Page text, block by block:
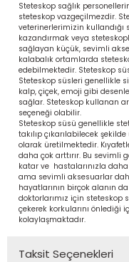
Polar
Likralı Scrubs Takımlar
Kıyafetleri
Steteskop sağlık
steteskop vazgeçilmezdir.
veterinerlerimizin kullandığı
kazandırmak veya
sağlayan küçük, sevimli
kalabalık ortamlarda
edebilmektedir. Steteskop
Steteskop süsleri genellikle
kalp, çiçek, emoji gibi
sağlar. Steteskop kullanan
seçeneği olabilir.
Steteskop süsü genellikle
takılıp çıkarılabilecek
olarak üretilmektedir.
daha çok arttırır. Bu sevimli
katar ve hastalarınızla
ama sevimli aksesuarlar
hayatlarının birçok alanın
doktorlarımız için steteskop
çekerek korkularını önlediği
kolaylaşmaktadır.
Taksit Seçenekleri